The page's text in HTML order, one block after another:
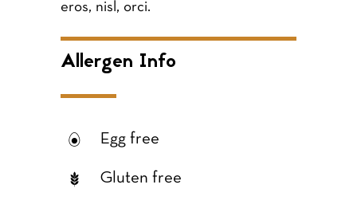
eros, nisl, orci.
Allergen Info
Egg free
Gluten free